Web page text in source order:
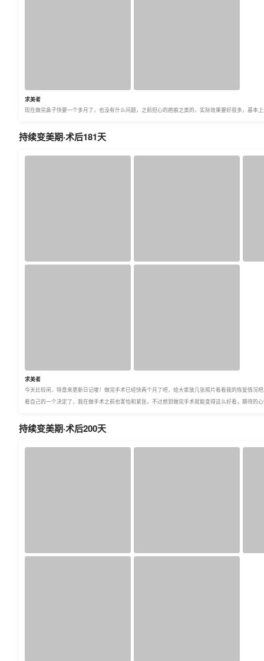
求美者
现在做完鼻子快要一个多月了，也没有什么问题，之前担心的疤痕之类的，实际效果要好很多，基
持续变美期·术后181天
求美者
今天比较闲，特意来更新日记喽！做完手术已经快两个月了吧，给大家放几张照片看看我的恢复情
看自己的一个决定了，我在做手术之前也害怕和紧张，不过想到做完手术就能变得这么好看，期待的
持续变美期·术后200天